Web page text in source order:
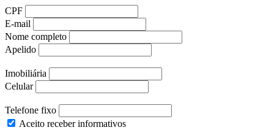
CPF
E-mail
Nome completo
Apelido
Imobiliária
Celular
Telefone fixo
Aceito receber informativos